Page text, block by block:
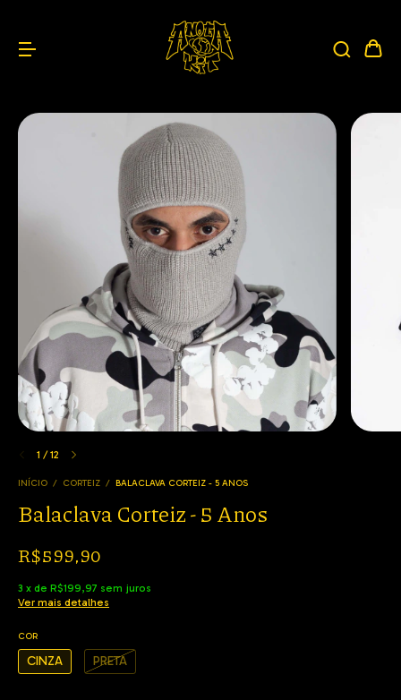
1 /12
INÍCIO / CORTEIZ / BALACLAVA CORTEIZ - 5 ANOS
Balaclava Corteiz - 5 Anos
R$599,90
3 x de R$199,97 sem juros
Ver mais detalhes
COR
CINZA PRETA